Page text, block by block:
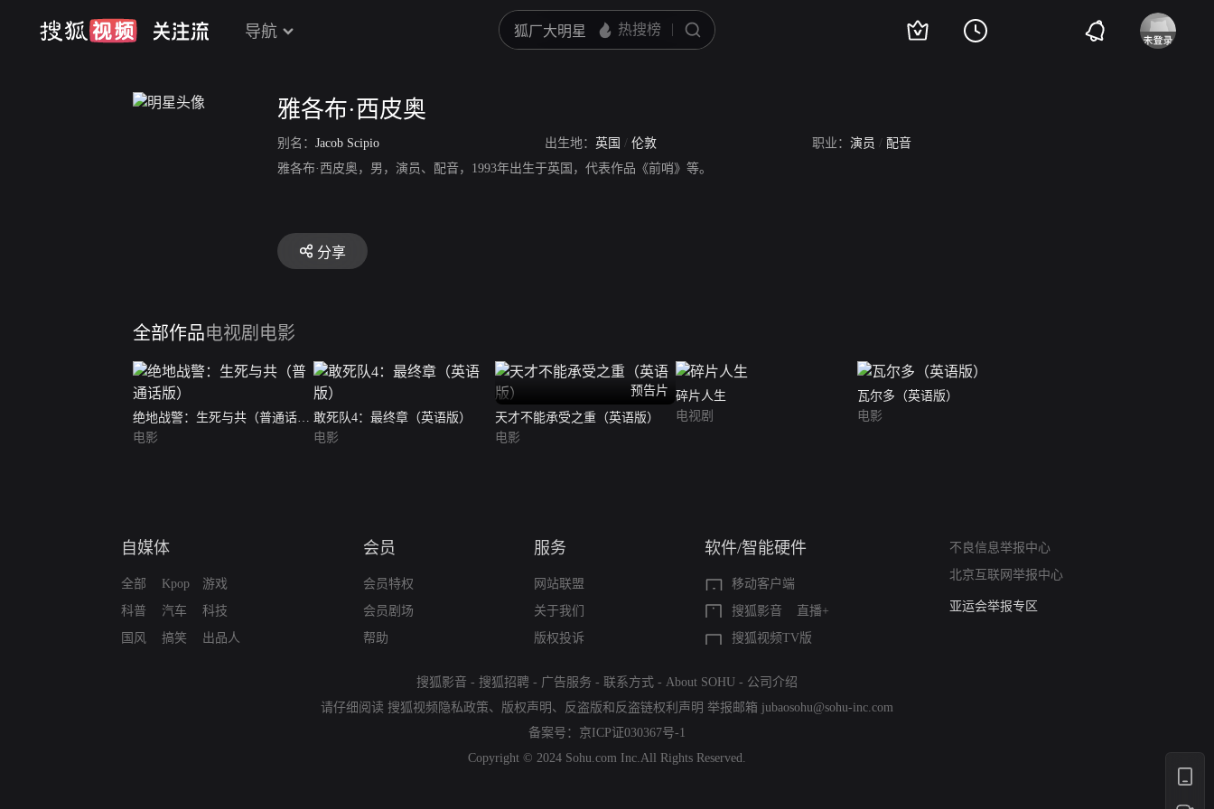
导航
雅各布·西皮奥
别名： Jacob Scipio 出生地： 英国 / 伦敦 职业： 演员 / 配音
雅各布·西皮奥，男，演员、配音，1993年出生于英国，代表作品《前哨》等。
分享
全部作品电视剧 电影
绝地战警：生死与共（普通话
版）
电影
敢死队4：最终章（英语版）
电影
预告片
天才不能承受之重（英语版）
电影
碎片人生
电视剧
瓦尔多（英语版）
电影
自媒体
全部
科普
国风
Kpop
汽车
搞笑
游戏
科技
出品人
会员
会员特权
会员剧场
帮助
服务
网站联盟
关于我们
版权投诉
软件/智能硬件
移动客户端
搜狐影音
直播+
搜狐视频TV版
不良信息举报中心
北京互联网举报中心
算法推荐专项举报
亚运会举报专区
搜狐影音 - 搜狐招聘 - 广告服务 - 联系方式 - About SOHU - 公司介绍
请仔细阅读 搜狐视频隐私政策、 版权声明 、 反盗版和反盗链权利声明 举报邮箱 jubaosohu@sohu-inc.com
备案号： 京ICP证030367号-1
Copyright © 2024 Sohu.com Inc.All Rights Reserved.